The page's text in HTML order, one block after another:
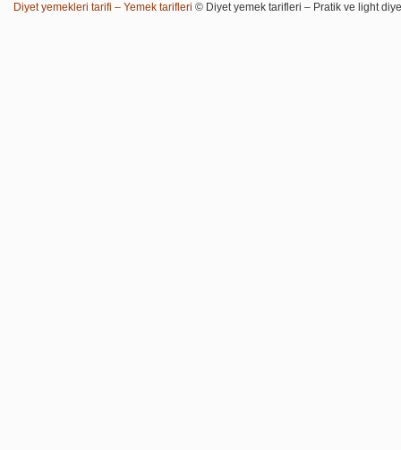
Diyet yemekleri tarifi – Yemek tarifleri © Diyet yemek tarifleri – Pratik ve light